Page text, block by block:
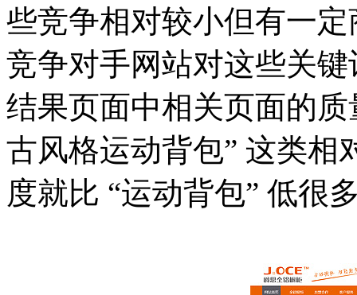
些竞争相对较小但有一
竞争对手网站对这些关
结果页面中相关页面的
古风格运动背包” 这类相
度就比 “运动背包” 低很